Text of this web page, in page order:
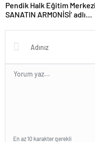
Pendik Halk Eğitim Merkezi
SANATIN ARMONİSİ’ adlı
buluşturdu
En az 10 karakter gerekli